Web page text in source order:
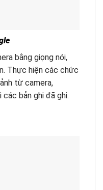
bằng giọng nói,
Thực hiện các chức
từ camera,
bản ghi đã ghi.